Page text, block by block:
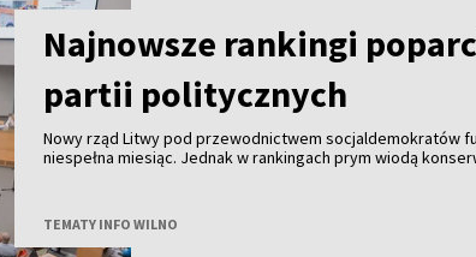
Najnowsze rankingi
partii politycznych
Nowy rząd Litwy pod przewodnictwem socjaldemokratów
niespełna miesiąc. Jednak w rankingach prym wiodą
TEMATY INFO WILNO